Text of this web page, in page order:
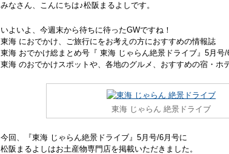
みなさん、こんにちは♪松阪まるよしです。
いよいよ、今週末から待ちに待ったGWですね！
東海 におでかけ、ご旅行にをお考えの方におすすめの情報誌
東海 おでかけ総まとめ号『 東海 じゃらん絶景ドライブ』5月号/
東海 のおでかけスポットや、各地のグルメ、おすすめの宿・ホ
東海 じゃらん 絶景ドライブ
今回、『東海 じゃらん絶景ドライブ』5月号/6月号に
松阪まるよしはお土産物専門店を掲載いただきました。